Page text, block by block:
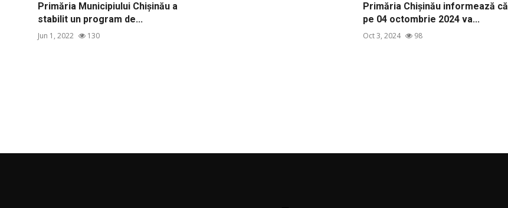
Primăria Municipiului Chișinău a
stabilit un program de...
Jun 1, 2022 130
Primăria Chișinău informează că
pe 04 octombrie 2024 va...
Oct 3, 2024 98